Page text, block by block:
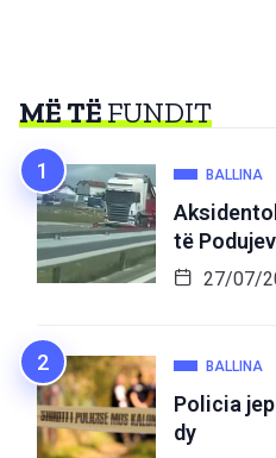
MË TËFUNDIT
BALLINA
të
27/07/
BALLINA
Policia
dy